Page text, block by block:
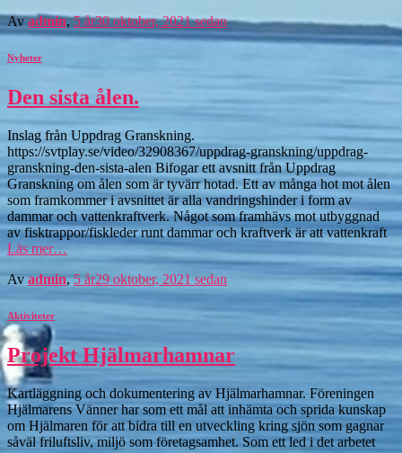
Avadmin,5 år30 oktober, 2021sedan
Nyheter
Den sista ålen.
Inslag från Uppdrag Granskning.
https://svtplay.se/video/32908367/uppdrag-granskning/uppdrag-
granskning-den-sista-alen Bifogar ett avsnitt från Uppdrag
Granskning om ålen som är tyvärr hotad. Ett av många hot mot ålen
som framkommer i avsnittet är alla vandringshinder i form av
dammar och vattenkraftverk. Något som framhävs mot utbyggnad
av fisktrappor/fiskleder runt dammar och kraftverk är att vattenkraft
Läs mer…
Avadmin,5 år29 oktober, 2021 sedan
Aktiviteter
Projekt Hjälmarhamnar
Kartläggning och dokumentering av Hjälmarhamnar. Föreningen
Hjälmarens Vänner har som ett mål att inhämta och sprida kunskap
om Hjälmaren för att bidra till en utveckling kring sjön som gagnar
såväl friluftsliv, miljö som företagsamhet. Som ett led i det arbetet